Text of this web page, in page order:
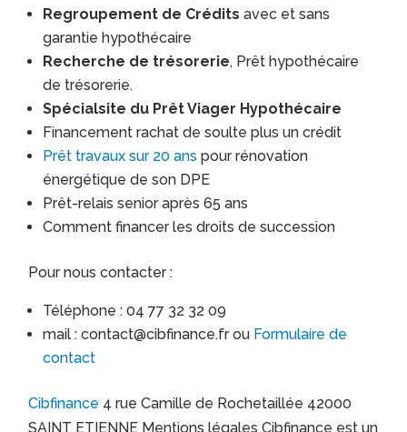
Regroupement de Créditsavec et sans
garantie hypothécaire
Recherche de trésorerie, Prêt hypothécaire
de trésorerie.
Spécialsite du Prêt Viager Hypothécaire
Financement rachat de soulte plus un crédit
Prêt travaux sur 20 ans pour rénovation
énergétique de son DPE
Prêt-relais senior après 65 ans
Comment financer les droits de succession
Pour nous contacter :
Téléphone : 04 77 32 32 09
mail : contact@cibfinance.fr ou Formulaire de
contact
Cibfinance 4 rue Camille de Rochetaillée 42000
SAINT ETIENNE Mentions légales Cibfinance est un